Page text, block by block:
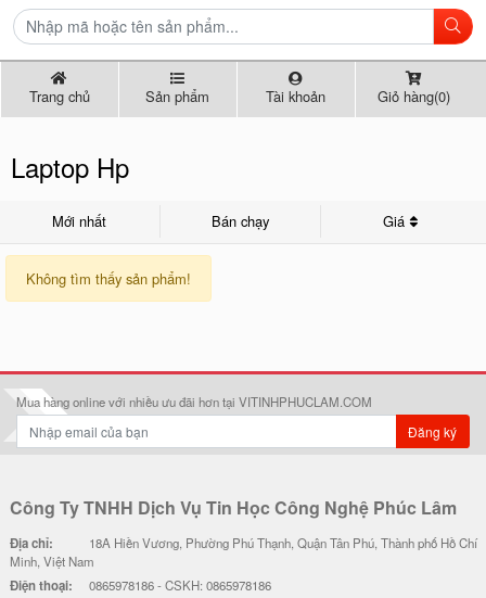
Trang chủ Sản phẩm Tài khoản Giỏ hàng(0)
Laptop Hp
Mới nhất Bán chạy Giá
Không tìm thấy sản phẩm!
Mua hàng online với nhiều ưu đãi hơn tại VITINHPHUCLAM.COM
Đăng ký
Công Ty TNHH Dịch Vụ Tin Học Công Nghệ Phúc Lâm
Địa chỉ:
18A Hiền Vương, Phường Phú Thạnh, Quận Tân Phú, Thành phố Hồ Chí
Minh, Việt Nam
Điện thoại: 0865978186 - CSKH: 0865978186